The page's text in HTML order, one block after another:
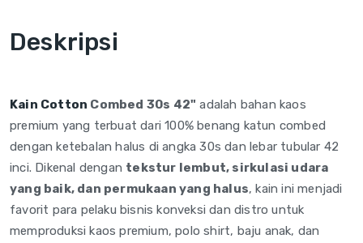
Deskripsi
Kain Cotton Combed 30s 42" adalah bahan kaos
premium yang terbuat dari100% benang katun combed
denganketebalan halus di angka 30s danlebar tubular 42
inci. Dikenal dengan tekstur lembut, sirkulasi udara
yang baik, dan permukaan yang halus, kainini menjadi
favorit para pelaku bisniskonveksi dan distro untuk
memproduksi kaos premium,polo shirt, baju anak, dan